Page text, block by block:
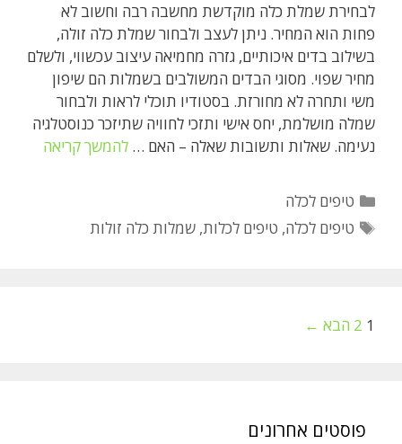
לבחירת שמלת כלה מוקדשת מחשבה רבה וחשוב לא
פחות הוא המחיר. ניתן לעצב ולבחור שמלת כלה זולה,
בשילוב בדים איכותיים, גזרה מחמיאה עיצוב עכשווי, ולשלם
מחיר שפוי. מסוגי הבדים המשולבים בשמלות הם שיפון
משי ותחרה לא מחורזת. בסטודיו תוכלי לראות ולבחור
שמלה מושלמת, יחס אישי ותזכי לחוויה שתיזכר כנוסטלגיה
נעימה. שאלות ותשובות שאלה – האם … להמשך קריאה
קטגוריות
טיפים לכלה
תגיות
טיפים לכלה, טיפים לכלות,שמלות כלה זולות
ניווט
1
2 הבא ←
פוסטים אחרונים